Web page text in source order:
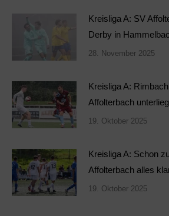
Kreisliga A: SV
Derby in
28. November 2025
Kreisliga A:
Affolterbach
19. Oktober 2025
Kreisliga A: Schon
Affolterbach alles
19. Oktober 2025